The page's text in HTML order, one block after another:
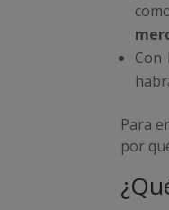
Con
Para
por